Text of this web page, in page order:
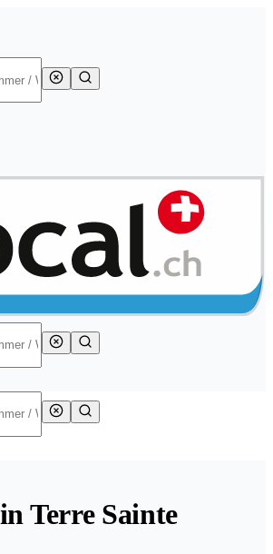
Terre Sainte